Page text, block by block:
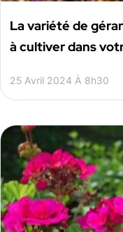
La variété de
à cultiver dans
25 Avril 2024 À 8h30